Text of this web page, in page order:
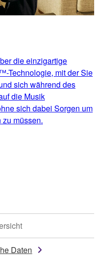
die einzigartige
Technologie, mit der Sie
sich während des
die Musik
sich dabei Sorgen um
müssen.
Daten